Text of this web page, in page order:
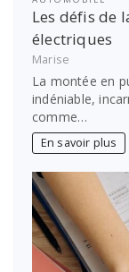
Les défis de
électriques
Marise
La montée en
indéniable,
comme…
En savoir plus